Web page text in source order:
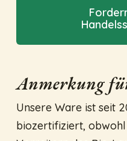
Anmerkung
Unsere Ware ist seit
biozertifiziert,